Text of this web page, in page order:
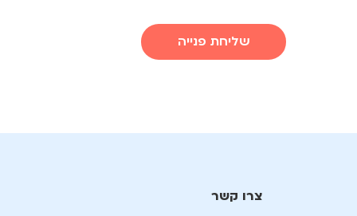
שליחת פנייה
צרו קשר